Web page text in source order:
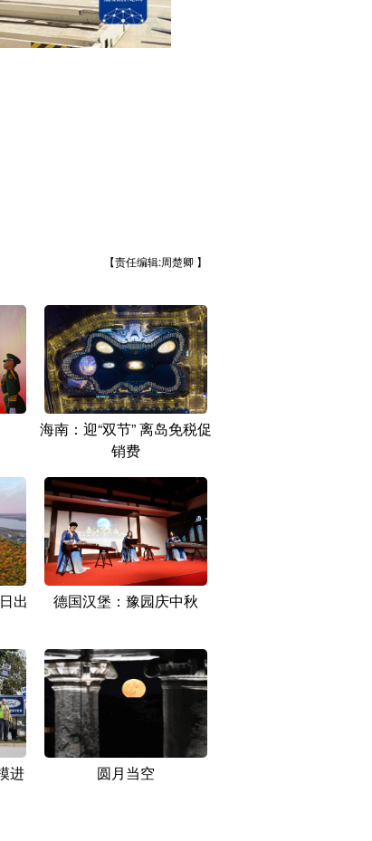
【责任编辑:周楚卿 】
海南：迎“双节” 离岛免税促
销费
出 德国汉堡：豫园庆中秋
进
圆月当空